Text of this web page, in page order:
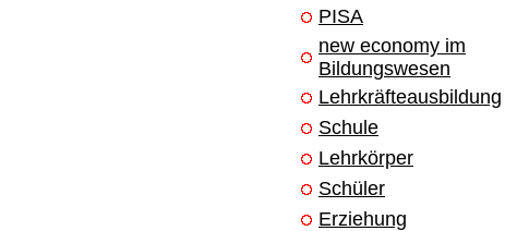
PISA
new economy im
Bildungswesen
Lehrkräfteausbildung
Schule
Lehrkörper
Schüler
Erziehung